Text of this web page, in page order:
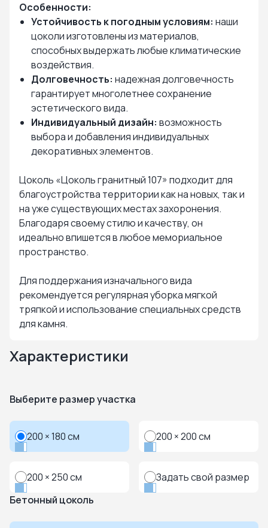
Особенности:
Устойчивость к погодным условиям: наши
цоколи изготовлены из материалов,
способных выдержать любые климатические
воздействия.
Долговечность: надежная долговечность
гарантирует многолетнее сохранение
эстетического вида.
Индивидуальный дизайн: возможность
выбора и добавления индивидуальных
декоративных элементов.
Цоколь «Цоколь гранитный 107» подходит для
благоустройства территории как на новых, так и
на уже существующих местах захоронения.
Благодаря своему стилю и качеству, он
идеально впишется в любое мемориальное
пространство.
Для поддержания изначального вида
рекомендуется регулярная уборка мягкой
тряпкой и использование специальных средств
для камня.
Характеристики
Выберите размер участка
200 × 180 см 200 × 200 см
200 × 250 см
Задать свой размер
Бетонный цоколь